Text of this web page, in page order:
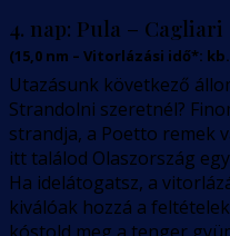
4. nap: Pula – Cagliari
(15,0 nm – Vitorlázási idő*: kb.
Utazásunk következő
Strandolni szeretnél?
strandja, a Poetto remek
itt találod Olaszország
Ha idelátogatsz, a
kiválóak hozzá a